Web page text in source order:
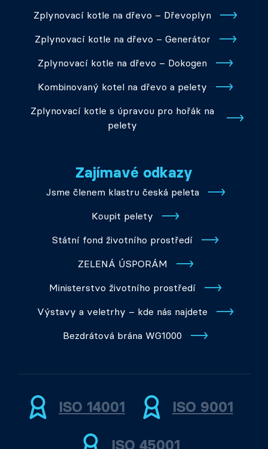
Zplynovací kotle na dřevo – Dřevoplyn
Zplynovací kotle na dřevo – Generátor
Zplynovací kotle na dřevo – Dokogen
Kombinovaný kotel na dřevo a pelety
Zplynovací kotle s úpravou pro hořák na
pelety
Zajímavé odkazy
Jsme členem klastru česká peleta
Koupit pelety
Státní fond životního prostředí
ZELENÁ ÚSPORÁM
Ministerstvo životního prostředí
Výstavy a veletrhy – kde nás najdete
Bezdrátová brána WG1000
ISO 14001 ISO 9001
ISO 45001